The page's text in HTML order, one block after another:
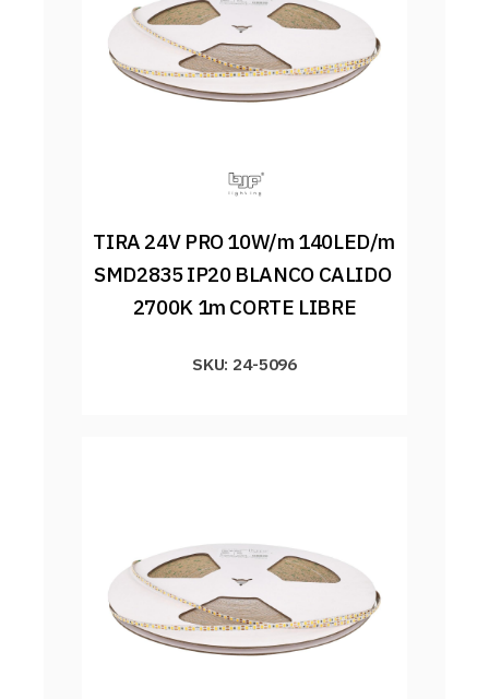
TIRA 24V PRO 10W/m 140LED/m
SMD2835 IP20 BLANCO CALIDO
2700K 1m CORTE LIBRE
SKU: 24-5096